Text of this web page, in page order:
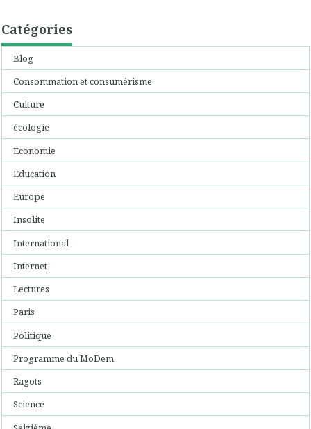
Catégories
Blog
Consommation et consumérisme
Culture
écologie
Economie
Education
Europe
Insolite
International
Internet
Lectures
Paris
Politique
Programme du MoDem
Ragots
Science